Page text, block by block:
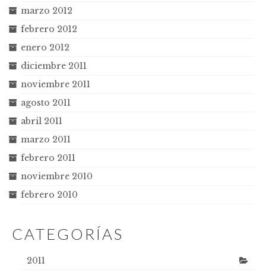
marzo 2012
febrero 2012
enero 2012
diciembre 2011
noviembre 2011
agosto 2011
abril 2011
marzo 2011
febrero 2011
noviembre 2010
febrero 2010
CATEGORÍAS
2011